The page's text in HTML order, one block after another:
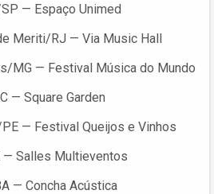
— Espaço Unimed
Meriti/RJ — Via Music Hall
MG — Festival Música do Mundo
— Square Garden
— Festival Queijos e Vinhos
— Salles Multieventos
— Concha Acústica